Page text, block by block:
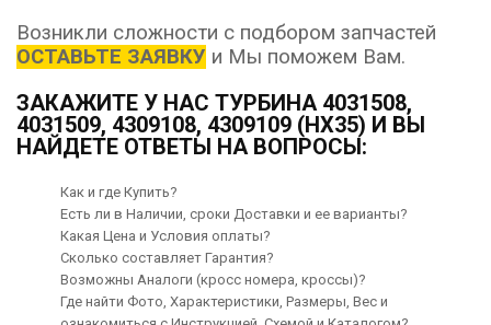
Возникли сложности с подбором запчастей
ОСТАВЬТЕ ЗАЯВКУ и Мы поможем Вам.
ЗАКАЖИТЕ У НАС ТУРБИНА 4031508,
4031509, 4309108, 4309109 (HX35) И ВЫ
НАЙДЕТЕ ОТВЕТЫ НА ВОПРОСЫ:
Как и где Купить?
Есть ли в Наличии, сроки Доставки и ее варианты?
Какая Цена и Условия оплаты?
Сколько составляет Гарантия?
Возможны Аналоги (кросс номера, кроссы)?
Где найти Фото, Характеристики, Размеры, Вес и